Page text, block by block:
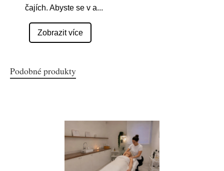
čajích. Abyste se v a...
Zobrazit více
Podobné produkty